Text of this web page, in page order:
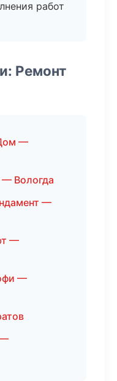
работ
Ремонт
—
Вологда
—
—
—
—